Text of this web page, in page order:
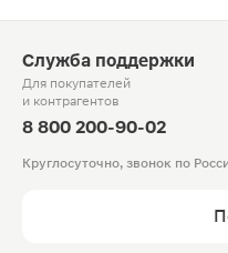
Служба поддержки
Для покупателей
и контрагентов
8 800 200-90-02
Круглосуточно, звонок по